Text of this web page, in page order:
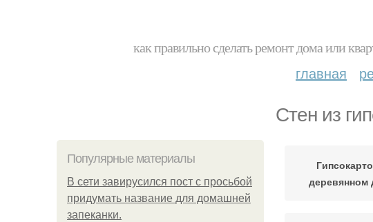
как правильно сделать ремонт дома или
главная
Стен из
Популярные материалы
В сети завирусился пост с просьбой
придумать название для домашней
запеканки.
деревянном